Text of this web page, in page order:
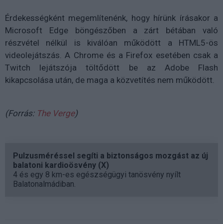
Érdekességként megemlítenénk, hogy hírünk írásakor a
Microsoft Edge böngészőben a zárt bétában való
részvétel nélkül is kiválóan működött a HTML5-ös
videolejátszás. A Chrome és a Firefox esetében csak a
Twitch lejátszója töltődött be az Adobe Flash
kikapcsolása után, de maga a közvetítés nem működött.
(Forrás: The Verge)
Pulzusméréssel segíti a biztonságos mozgást az új
balatoni kardioösvény (X)
4 és egy 8 km-es egészségügyi tanösvény nyílt
Balatonalmádiban.